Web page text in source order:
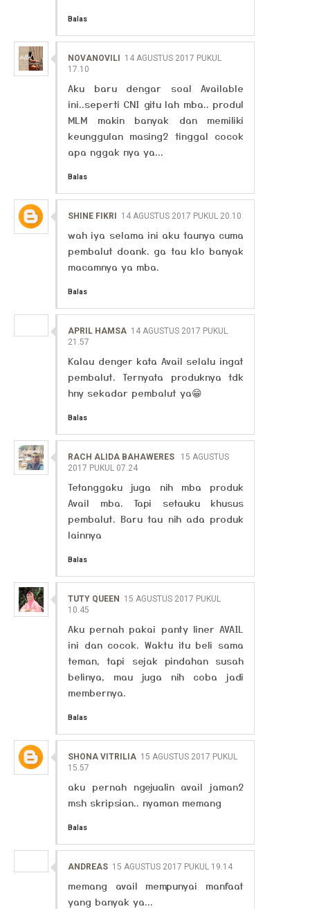
Balas
NOVANOVILI 14 AGUSTUS 2017 PUKUL
17.10
Aku baru dengar soal Available
ini..seperti CNI gitu lah mba.. produl
MLM makin banyak dan memiliki
keunggulan masing2 tinggal cocok
apa nggak nya ya...
Balas
SHINE FIKRI 14 AGUSTUS 2017 PUKUL 20.10
wah iya selama ini aku taunya cuma
pembalut doank. ga tau klo banyak
macamnya ya mba.
Balas
APRIL HAMSA 14 AGUSTUS 2017 PUKUL
21.57
Kalau denger kata Avail selalu ingat
pembalut. Ternyata produknya tdk
hny sekadar pembalut ya😁
Balas
RACH ALIDA BAHAWERES
15 AGUSTUS
2017 PUKUL 07.24
Tetanggaku juga nih mba produk
Avail mba. Tapi setauku khusus
pembalut. Baru tau nih ada produk
lainnya
Balas
TUTY QUEEN 15 AGUSTUS 2017 PUKUL
10.45
Aku pernah pakai panty liner AVAIL
ini dan cocok. Waktu itu beli sama
teman, tapi sejak pindahan susah
belinya, mau juga nih coba jadi
membernya.
Balas
SHONA VITRILIA 15 AGUSTUS 2017 PUKUL
15.57
aku pernah ngejualin avail jaman2
msh skripsian.. nyaman memang
Balas
ANDREAS 15 AGUSTUS 2017 PUKUL 19.14
memang avail mempunyai manfaat
yang banyak ya...